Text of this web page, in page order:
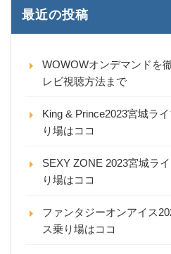
最近の投稿
WOWOWオンデマンドを
レビ視聴方法まで
King & Prince2023宮城ラ
り場はココ
SEXY ZONE 2023宮城ラ
り場はココ
ファンタジーオンアイス
ス乗り場はココ